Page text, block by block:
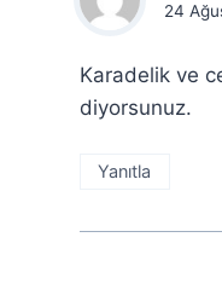
24
Karadelik ve
diyorsunuz.
Yanıtla